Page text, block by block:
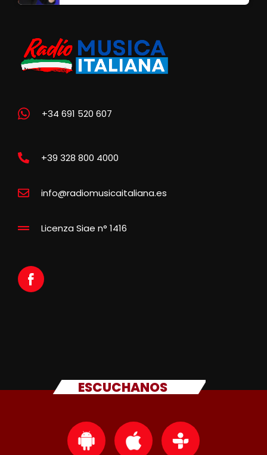
+34 691 520 607
+39 328 800 4000
info@radiomusicaitaliana.es
Licenza Siae n° 1416
ESCUCHANOS